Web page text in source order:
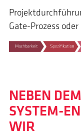
Gate-Prozess
NEBEN
SYSTEM-
WIR